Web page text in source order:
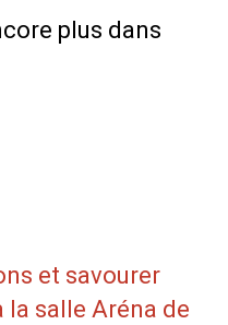
plus dans
et savourer
salle Aréna de